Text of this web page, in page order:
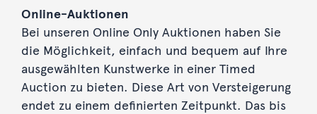
Online-Auktionen
Bei unseren Online Only Auktionen haben Sie
die Möglichkeit, einfach und bequem auf Ihre
ausgewählten Kunstwerke in einer Timed
Auction zu bieten. Diese Art von Versteigerung
endet zu einem definierten Zeitpunkt. Das bis